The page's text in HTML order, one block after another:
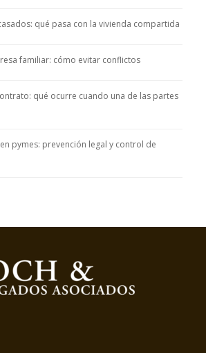
qué pasa con la vivienda compartida
familiar: cómo evitar conflictos
qué ocurre cuando una de las partes
pymes: prevención legal y control de